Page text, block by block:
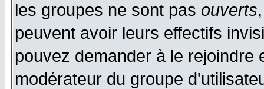
les groupes ne sont pas ouverts
peuvent avoir leurs effectifs
pouvez demander à le rejoindre
modérateur du groupe